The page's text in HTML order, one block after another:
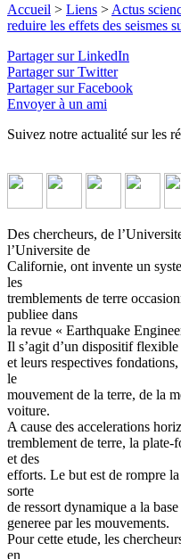
Accueil > Liens > Actus
reduire les effets des seismes
Partager sur LinkedIn
Partager sur Twitter
Partager sur Facebook
Envoyer à un ami
Suivez notre actualité sur les
Des chercheurs, de
l’Universite de
Californie, ont invente un
les
tremblements de terre
publiee dans
la revue « Earthquake
Il s’agit d’un dispositif
et leurs respectives
le
mouvement de la terre, de la
voiture.
A cause des accelerations
tremblement de terre, la plate-
et des
efforts. Le but est de rompre
sorte
de ressort dynamique a la
generee par les mouvements.
Pour cette etude, les
en